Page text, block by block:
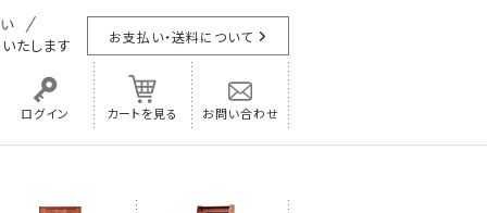
いたします お支払い・送料について
ログイン カートを見る お問い合わせ